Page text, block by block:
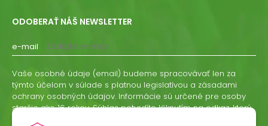
ODOBERAŤ NÁŠ NEWSLETTER
e-mail
Vaše osobné údaje (email) budeme spracovávať len za
týmto účelom v súlade s platnou legislatívou a zásadami
ochrany osobných údajov. Informácie sú určené pre osoby
staršie ako 16 rokov. Súhlas potvrdíte kliknutím na odkaz, ktorý